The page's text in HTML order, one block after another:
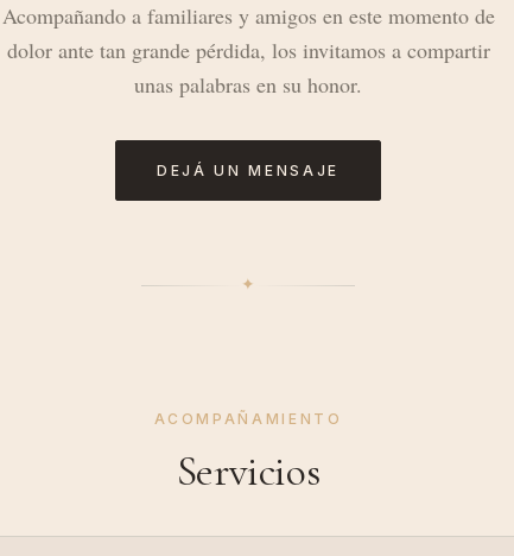
Acompañando a familiares y amigos en este momento de
dolor ante tan grande pérdida, los invitamos a compartir
unas palabras en su honor.
DEJÁ UN MENSAJE
✦︎
ACOMPAÑAMIENTO
Servicios